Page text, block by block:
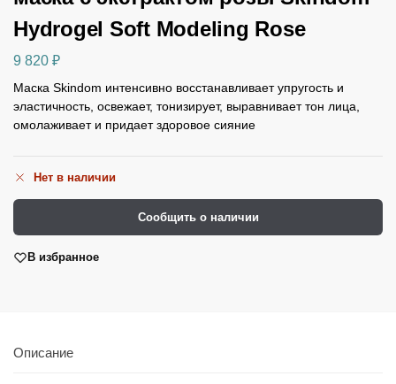
Hydrogel Soft Modeling Rose
9 820 ₽
Маска Skindom интенсивно восстанавливает упругость и
эластичность, освежает, тонизирует, выравнивает тон лица,
омолаживает и придает здоровое сияние
Нет в наличии
Сообщить о наличии
В избранное
Описание